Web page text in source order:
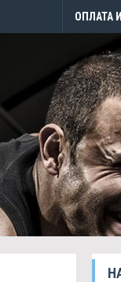
ОПЛАТА